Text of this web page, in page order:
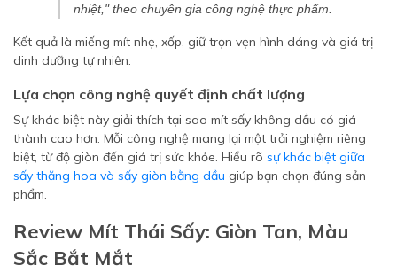
nhiệt," theo chuyên gia công nghệ thực phẩm.
Kết quả là miếng mít nhẹ, xốp, giữ trọn vẹn hình dáng và giá trị
dinh dưỡng tự nhiên.
Lựa chọn công nghệ quyết định chất lượng
Sự khác biệt này giải thích tại sao mít sấy không dầu có giá
thành cao hơn. Mỗi công nghệ mang lại một trải nghiệm riêng
biệt, từ độ giòn đến giá trị sức khỏe. Hiểu rõ sự khác biệt giữa
sấy thăng hoa và sấy giòn bằng dầu giúp bạn chọn đúng sản
phẩm.
Review Mít Thái Sấy: Giòn Tan, Màu
Sắc Bắt Mắt